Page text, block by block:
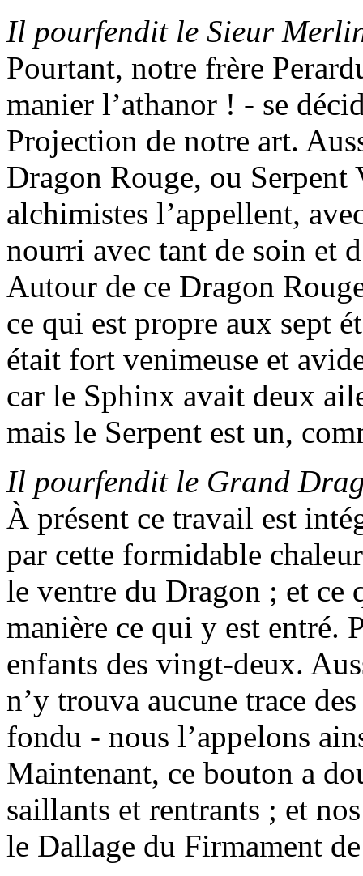
Il pourfendit le Sieur
Pourtant, notre frère
manier l’athanor ! - se
Projection de notre art.
Dragon Rouge, ou Serpent
alchimistes l’appellent,
nourri avec tant de soin et
Autour de ce Dragon
ce qui est propre aux sept
était fort venimeuse et
car le Sphinx avait deux
mais le Serpent est un,
Il pourfendit le Grand
À présent ce travail est
par cette formidable
le ventre du Dragon ; et ce
manière ce qui y est entré.
enfants des vingt-deux.
n’y trouva aucune trace
fondu - nous l’appelons
Maintenant, ce bouton a
saillants et rentrants ; et
le Dallage du Firmament